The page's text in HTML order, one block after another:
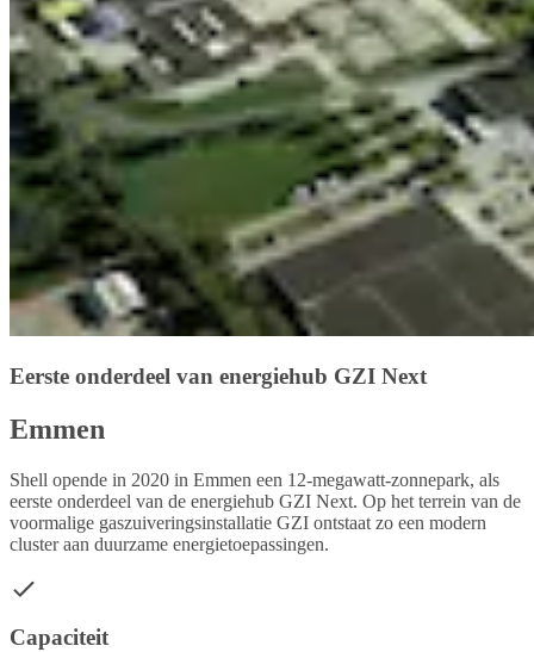
Eerste onderdeel van energiehub GZI Next
Emmen
Shell opende in 2020 in Emmen een 12-megawatt-zonnepark, als
eerste onderdeel van de energiehub GZI Next. Op het terrein van de
voormalige gaszuiveringsinstallatie GZI ontstaat zo een modern
cluster aan duurzame energietoepassingen.
Capaciteit